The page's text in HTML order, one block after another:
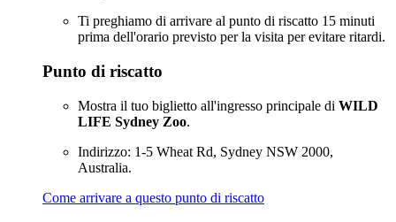
Ti preghiamo di arrivare al punto di riscatto 15 minuti
prima dell'orario previsto per la visita per evitare ritardi.
Punto di riscatto
Mostra il tuo biglietto all'ingresso principale di WILD
LIFE Sydney Zoo.
Indirizzo: 1-5 Wheat Rd, Sydney NSW 2000,
Australia.
Come arrivare a questo punto di riscatto